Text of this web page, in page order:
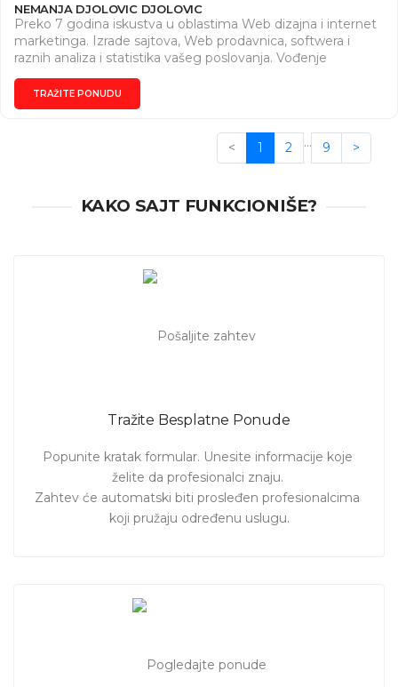
NEMANJA DJOLOVIC DJOLOVIC
Preko 7 godina iskustva u oblastima Web dizajna i internet
marketinga. Izrade sajtova, Web prodavnica, softwera i
raznih analiza i statistika vašeg poslovanja. Vođenje
marketinga i probijanje sopstvenog brenda na naše i
svetsko tržište.
TRAŽITE PONUDU
< 1 2 … 9 >
KAKO SAJT FUNKCIONIŠE?
Tražite Besplatne Ponude
Popunite kratak formular. Unesite informacije koje
želite da profesionalci znaju.
Zahtev će automatski biti prosleđen profesionalcima
koji pružaju određenu uslugu.